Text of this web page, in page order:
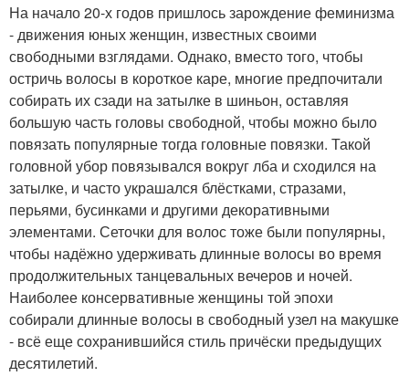
На начало 20-х годов пришлось зарождение феминизма
- движения юных женщин, известных своими
свободными взглядами. Однако, вместо того, чтобы
остричь волосы в короткое каре, многие предпочитали
собирать их сзади на затылке в шиньон, оставляя
большую часть головы свободной, чтобы можно было
повязать популярные тогда головные повязки. Такой
головной убор повязывался вокруг лба и сходился на
затылке, и часто украшался блёстками, стразами,
перьями, бусинками и другими декоративными
элементами. Сеточки для волос тоже были популярны,
чтобы надёжно удерживать длинные волосы во время
продолжительных танцевальных вечеров и ночей.
Наиболее консервативные женщины той эпохи
собирали длинные волосы в свободный узел на макушке
- всё еще сохранившийся стиль причёски предыдущих
десятилетий.